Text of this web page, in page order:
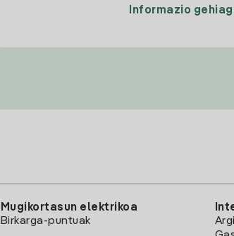
Informazio
Mugikortasun elektrikoa
Birkarga-puntuak